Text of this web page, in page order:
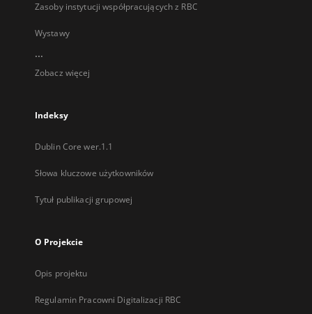
Zasoby instytucji współpracujących z RBC
Wystawy
...
Zobacz więcej
Indeksy
Dublin Core wer.1.1
Słowa kluczowe użytkowników
Tytuł publikacji grupowej
O Projekcie
Opis projektu
Regulamin Pracowni Digitalizacji RBC